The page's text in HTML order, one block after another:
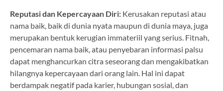
Reputasi dan Kepercayaan Diri: Kerusakan reputasi atau
nama baik, baik di dunia nyata maupun di dunia maya, juga
merupakan bentuk kerugian immateriil yang serius. Fitnah,
pencemaran nama baik, atau penyebaran informasi palsu
dapat menghancurkan citra seseorang dan mengakibatkan
hilangnya kepercayaan dari orang lain. Hal ini dapat
berdampak negatif pada karier, hubungan sosial, dan